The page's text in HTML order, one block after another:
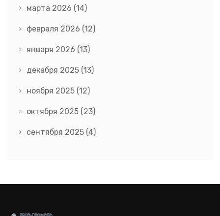
марта 2026 (14)
февраля 2026 (12)
января 2026 (13)
декабря 2025 (13)
ноября 2025 (12)
октября 2025 (23)
сентября 2025 (4)